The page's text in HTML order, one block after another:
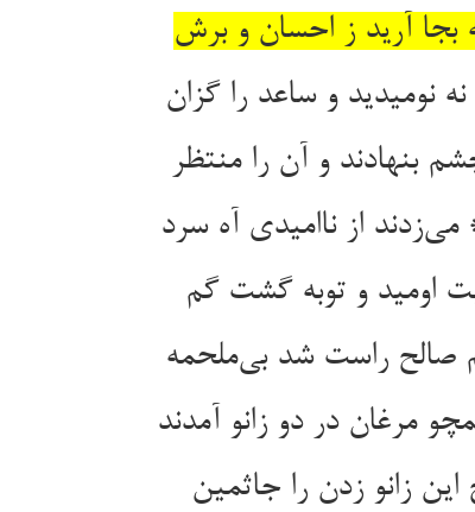
بنهادند و آن را منتظر
از ناامیدی آه سرد
مرغان در دو زانو آمدند